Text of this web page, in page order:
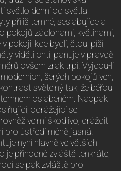
světlo denní od světla
příliš temné, seslabujíce a
pokojů záclonami, květinami,
pokoji, kde bydlí, čtou, píší,
viděti chtí, panuje v pravdě
ovšem zrak trpí. Vyjdou-li
šerých pokojů ven,
světelný tak, že béřou
oslabeném. Naopak
odrážející se
velmi škodlivo; dráždit
pro ústředí méně jasná.
nyní hlavně ve větších
je příhodné zvláště tenkráte,
se pak zvláště pro